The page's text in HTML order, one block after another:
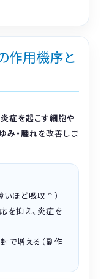
作用機序と
炎症を起こす細胞や
み・腫れを改善しま
いほど吸収↑）
を抑え、炎症を
で増える（副作